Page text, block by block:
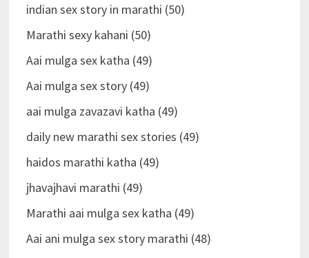
indian sex story in marathi (50)
Marathi sexy kahani (50)
Aai mulga sex katha (49)
Aai mulga sex story (49)
aai mulga zavazavi katha (49)
daily new marathi sex stories (49)
haidos marathi katha (49)
jhavajhavi marathi (49)
Marathi aai mulga sex katha (49)
Aai ani mulga sex story marathi (48)